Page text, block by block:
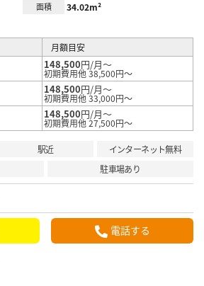
面積 34.02m²
月額目安
148,500円/月～
初期費用他 38,500円～
148,500円/月～
初期費用他 33,000円～
148,500円/月～
初期費用他 27,500円～
駅近
インターネット無料
駐車場あり
電話する